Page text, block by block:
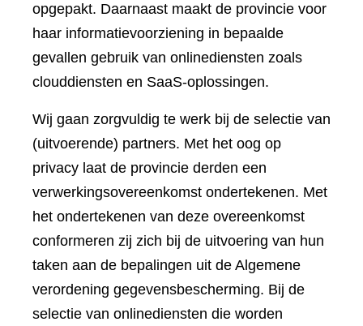
opgepakt. Daarnaast maakt de provincie voor
haar informatievoorziening in bepaalde
gevallen gebruik van onlinediensten zoals
clouddiensten en SaaS-oplossingen.
Wij gaan zorgvuldig te werk bij de selectie van
(uitvoerende) partners. Met het oog op
privacy laat de provincie derden een
verwerkingsovereenkomst ondertekenen. Met
het ondertekenen van deze overeenkomst
conformeren zij zich bij de uitvoering van hun
taken aan de bepalingen uit de Algemene
verordening gegevensbescherming. Bij de
selectie van onlinediensten die worden